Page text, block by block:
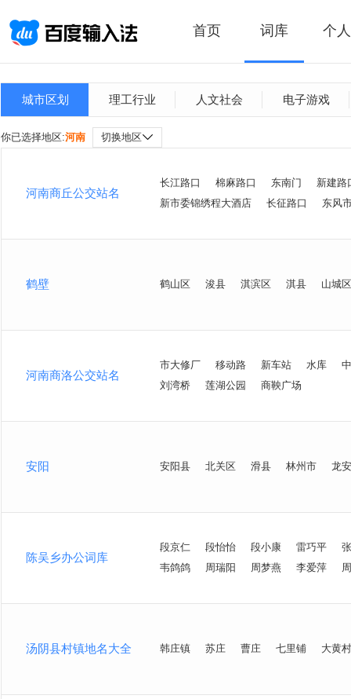
首页 词库 个
城市区划 理工行业 人文社会 电子游戏
你已选择地区:河南 切换地区
河南商丘公交站名
长江路口 棉麻路口 东南门
新建路
新市委锦绣程大酒店
长征路口 东风
鹤壁 鹤山区 浚县 淇滨区 淇县 山城区
河南商洛公交站名
市大修厂 移动路 新车站 水库
刘湾桥
莲湖公园 商鞅广场
安阳 安阳县 北关区 滑县 林州市 龙
陈吴乡办公词库
段京仁 段怡怡 段小康 雷巧平
韦鸽鸽
周瑞阳 周梦燕 李爱萍
汤阴县村镇地名大全 韩庄镇 苏庄 曹庄 七里铺 大黄村